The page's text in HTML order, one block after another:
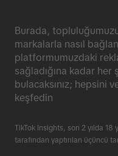
Burada,
markalarla nasıl
platformumuzdaki
sağladığına kadar her
bulacaksınız; hepsini
keşfedin
TikTok Insights, son 2 yılda 18
tarafından yaptırılan üçüncü